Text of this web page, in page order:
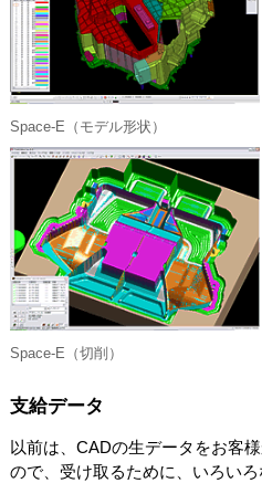
Space-E（モデル形状）
Space-E（切削）
支給データ
以前は、CADの生データをお客
ので、受け取るために、いろいろ